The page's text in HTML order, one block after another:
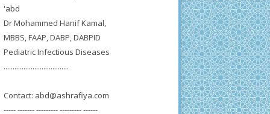
'abd
Dr Mohammed Hanif Kamal,
MBBS, FAAP, DABP, DABPID
Pediatric Infectious Diseases
....................................
Contact: abd@ashrafiya.com
----- ------- --------- --------- ------